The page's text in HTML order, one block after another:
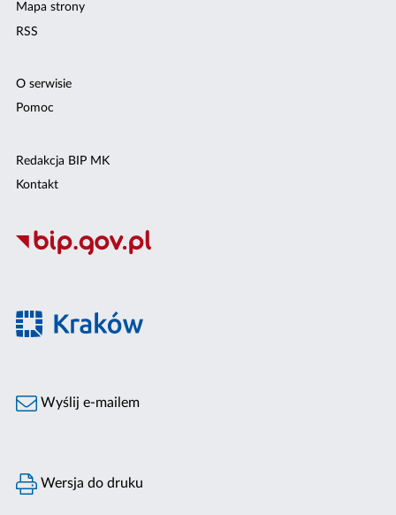
Mapa strony
RSS
O serwisie
Pomoc
Redakcja BIP MK
Kontakt
Wyślij e-mailem
Wersja do druku